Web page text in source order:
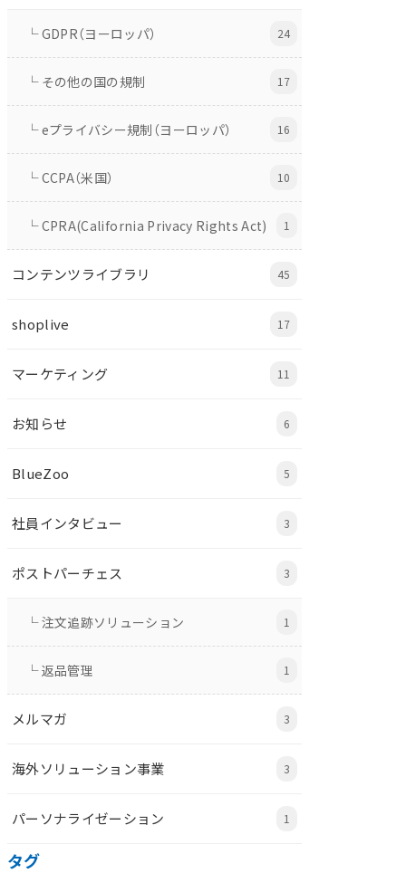
└ GDPR（ヨーロッパ） 24
└ その他の国の規制 17
└ eプライバシー規制（ヨーロッパ） 16
└ CCPA（米国） 10
└ CPRA(California Privacy Rights Act) 1
コンテンツライブラリ 45
shoplive 17
マーケティング 11
お知らせ 6
BlueZoo 5
社員インタビュー 3
ポストパーチェス 3
└ 注文追跡ソリューション 1
└ 返品管理 1
メルマガ 3
海外ソリューション事業 3
パーソナライゼーション 1
タグ